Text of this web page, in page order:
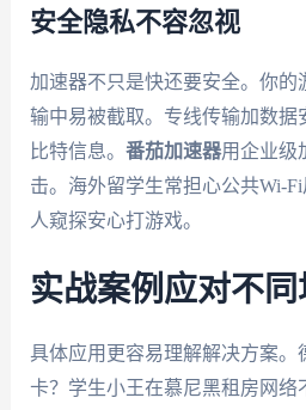
安全隐私不容忽视
加速器不只是快还要安全。你的
输中易被截取。专线传输加数据
比特信息。 番茄加速器用企业级
击。海外留学生常担心公共Wi-
人窥探安心打游戏。
实战案例应对不同
具体应用更容易理解解决方案。
卡？学生小王在慕尼黑租房网络